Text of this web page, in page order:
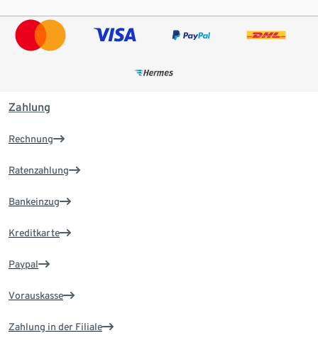
Zahlung
Rechnung
Ratenzahlung
Bankeinzug
Kreditkarte
Paypal
Vorauskasse
Zahlung in der Filiale